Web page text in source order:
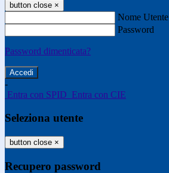
button close ×
Nome Utente
Password
Password dimenticata?
-
Entra con SPID Entra con CIE
Seleziona utente
button close ×
Recupero password